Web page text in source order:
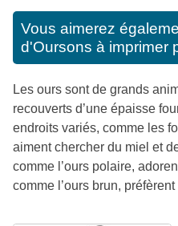
Vous aimerez
d'Oursons à imprimer
Les ours sont de grands
recouverts d’une épaisse
endroits variés, comme les
aiment chercher du miel et
comme l’ours polaire,
comme l’ours brun,